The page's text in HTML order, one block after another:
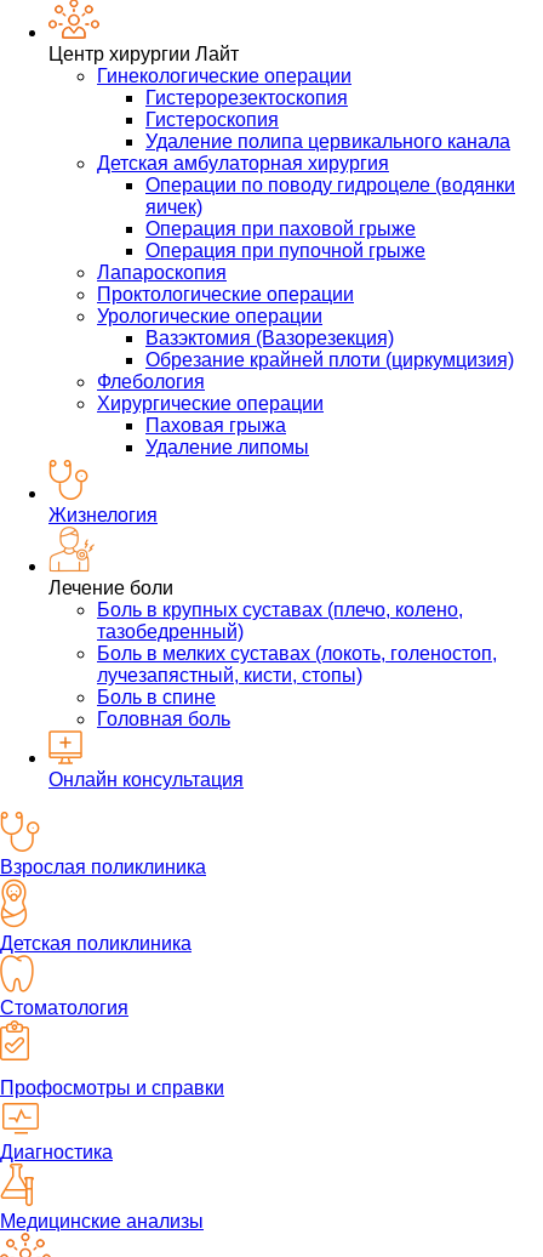
Центр хирургии Лайт
Гинекологические операции
Гистерорезектоскопия
Гистероскопия
Удаление полипа цервикального канала
Детская амбулаторная хирургия
Операции по поводу гидроцеле (водянки
яичек)
Операция при паховой грыже
Операция при пупочной грыже
Лапароскопия
Проктологические операции
Урологические операции
Вазэктомия (Вазорезекция)
Обрезание крайней плоти (циркумцизия)
Флебология
Хирургические операции
Паховая грыжа
Удаление липомы
Жизнелогия
Лечение боли
Боль в крупных суставах (плечо, колено,
тазобедренный)
Боль в мелких суставах (локоть, голеностоп,
лучезапястный, кисти, стопы)
Боль в спине
Головная боль
Онлайн консультация
Взрослая поликлиника
Детская поликлиника
Стоматология
Профосмотры и справки
Диагностика
Медицинские анализы